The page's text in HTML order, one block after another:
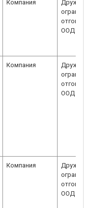
Компания
ООД
Компания
ООД
Компания
ООД